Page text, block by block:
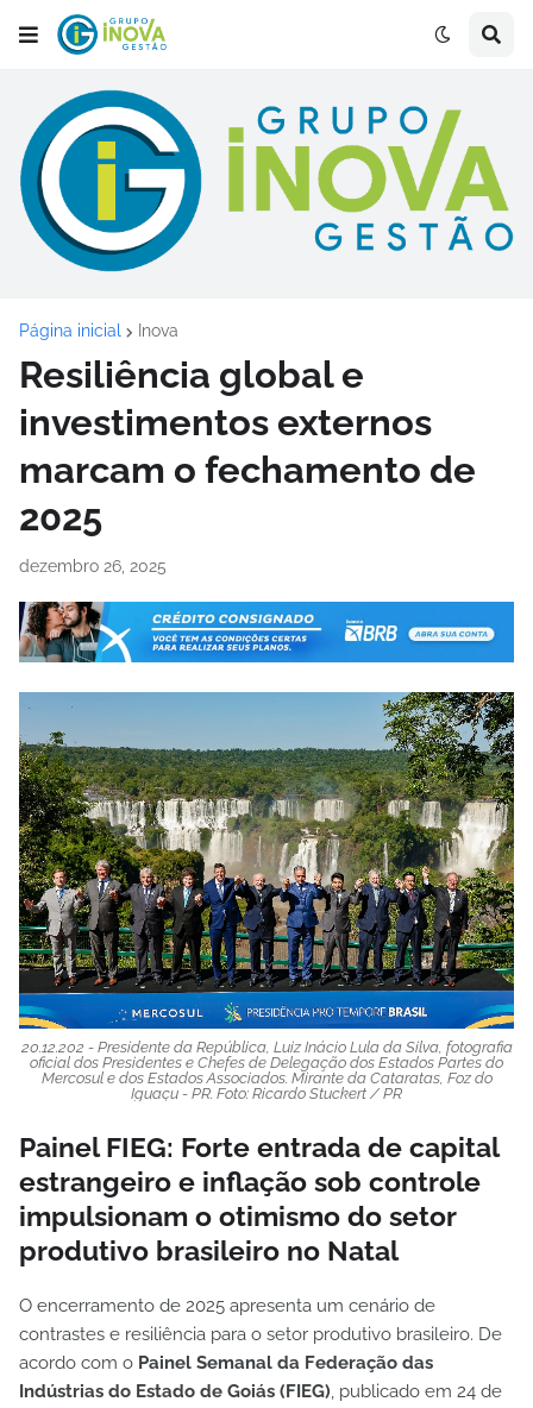
Página inicial Inova
Resiliência global e
investimentos externos
marcam o fechamento de
2025
dezembro 26, 2025
20.12.202 - Presidente da República, Luiz Inácio Lula da Silva, fotografia
oficial dos Presidentes e Chefes de Delegação dos Estados Partes do
Mercosul e dos Estados Associados. Mirante da Cataratas, Foz do
Iguaçu - PR. Foto: Ricardo Stuckert / PR
Painel FIEG: Forte entrada de capital
estrangeiro e inflação sob controle
impulsionam o otimismo do setor
produtivo brasileiro no Natal
O encerramento de 2025 apresenta um cenário de
contrastes e resiliência para o setor produtivo brasileiro. De
acordo com o Painel Semanal da Federação das
Indústrias do Estado de Goiás (FIEG), publicado em 24 de